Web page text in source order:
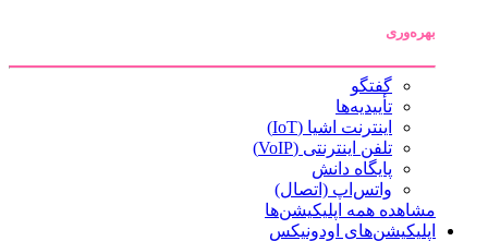
بهره‌وری
گفتگو
تأییدیه‌ها
اینترنت اشیا (IoT)
تلفن اینترنتی (VoIP)
پایگاه دانش
واتس‌اپ (اتصال)
مشاهده همه اپلیکیشن‌ها
اپلیکیشن‌های اودونیکس